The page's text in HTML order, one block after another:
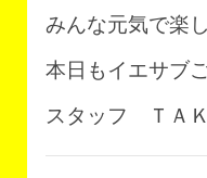
みんな元気で楽
本日もイエサブ
スタッフ ＴＡＫ